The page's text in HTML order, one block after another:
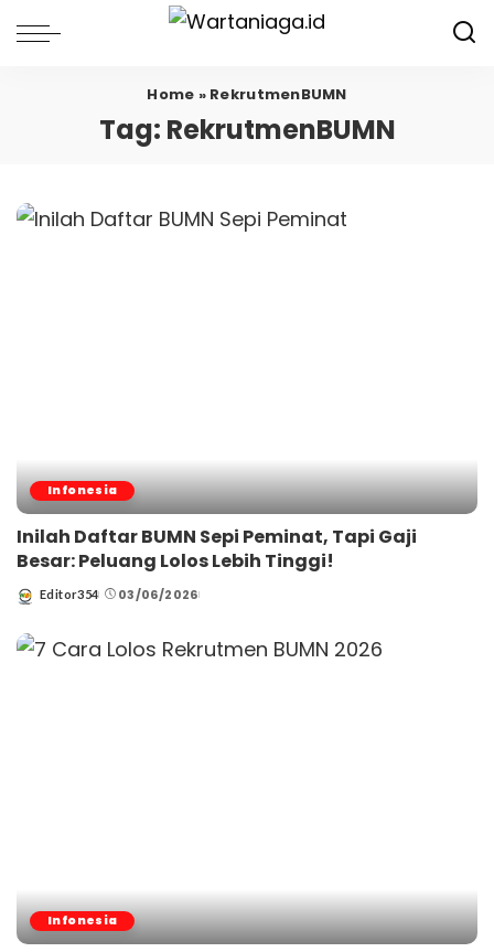
Home » RekrutmenBUMN
Tag: RekrutmenBUMN
Infonesia
Inilah Daftar BUMN Sepi Peminat, Tapi Gaji
Besar: Peluang Lolos Lebih Tinggi!
Posted
Editor354 03/06/2026
Infonesia